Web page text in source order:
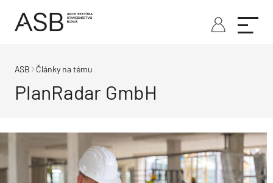
ASB Články na tému
PlanRadar GmbH